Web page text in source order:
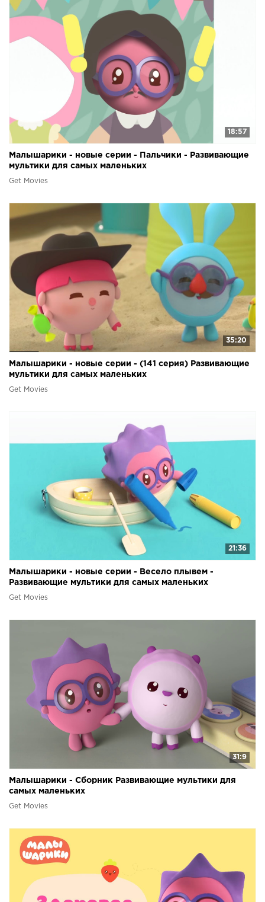
18:57
Малышарики - новые серии - Пальчики - Развивающие
мультики для самых маленьких
Get Movies
35:20
Малышарики - новые серии - (141 серия) Развивающие
мультики для самых маленьких
Get Movies
21:36
Малышарики - новые серии - Весело плывем -
Развивающие мультики для самых маленьких
Get Movies
31:9
Малышарики - Сборник Развивающие мультики для
самых маленьких
Get Movies